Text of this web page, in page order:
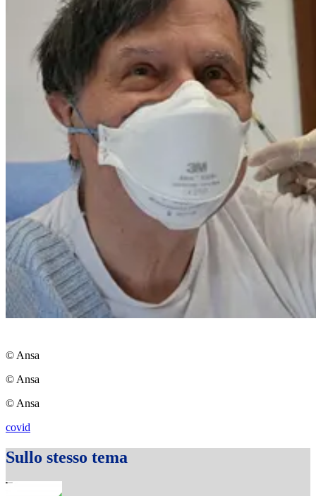
© Ansa
© Ansa
© Ansa
covid
Sullo stesso tema